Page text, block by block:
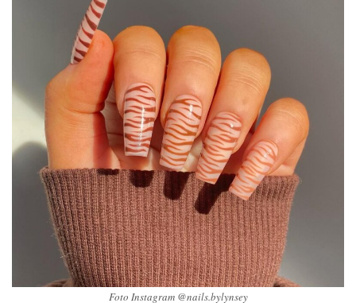
Foto Instagram @nails.bylynsey